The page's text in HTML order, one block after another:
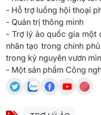
- Hỗ trợ luồng hội thoại
- Quản trị thông minh
- Trợ lý ảo quốc gia một
nhân tạo trong chính
trong kỷ nguyên vươn
- Một sản phẩm Công